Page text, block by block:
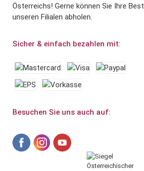
Österreichs! Gerne können Sie Ihre
unseren Filialen abholen.
Sicher & einfach bezahlen mit:
Besuchen Sie uns auch auf: